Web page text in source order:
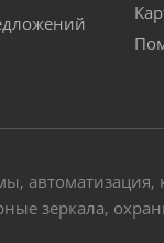
зеркала,